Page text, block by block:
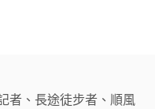
者、長途徒步者、順風